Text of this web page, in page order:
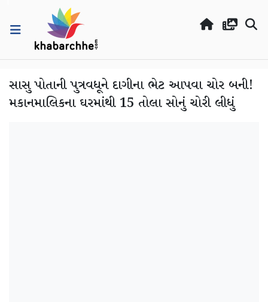
સાસુ પોતાની પુત્રવધૂને દાગીના ભેટ આપવા ચોર બની!
મકાનમાલિકના ઘરમાંથી 15 તોલા સોનું ચોરી લીધું